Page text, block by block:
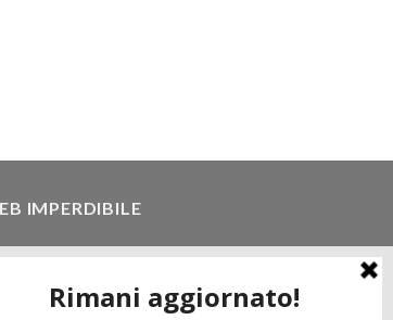
IMPERDIBILE
offerta web! Un prezzo mai visto,